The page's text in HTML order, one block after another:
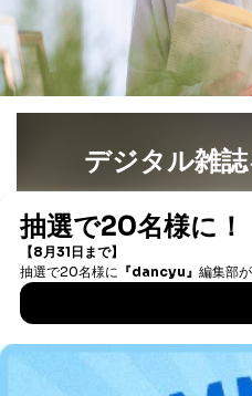
7
SNS公式アカウン
トに登録された方
の個人情報
よび
お問
処、
質向
その
ー等
※上記の利用目的のうち
なお、6、7については、パ
各SNS運営会社様にご請求
ます。
３．個人情報の第三者提供
当社は、取得した個人情報
本人の同意を得ることなく
ません。ただし、次の場合
デジタル雑
書籍）が無料